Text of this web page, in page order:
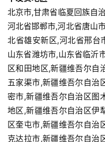
北京市,甘肃省临夏回族自
河北省邯郸市,河北省唐山
北省雄安新区,河北省邢台
山东省潍坊市,山东省临沂
区和田地区,新疆维吾尔自
五家渠市,新疆维吾尔自治
密市,新疆维吾尔自治区图
地区,新疆维吾尔自治区伊
区奎屯市,新疆维吾尔自治
克达拉市,新疆维吾尔自治